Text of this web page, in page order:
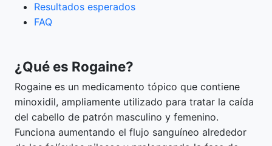
Resultados esperados
FAQ
¿Qué es Rogaine?
Rogaine es un medicamento tópico que contiene
minoxidil, ampliamente utilizado para tratar la caída
del cabello de patrón masculino y femenino.
Funciona aumentando el flujo sanguíneo alrededor